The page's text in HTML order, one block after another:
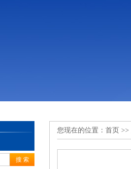
您现在的位置： 首页 >>